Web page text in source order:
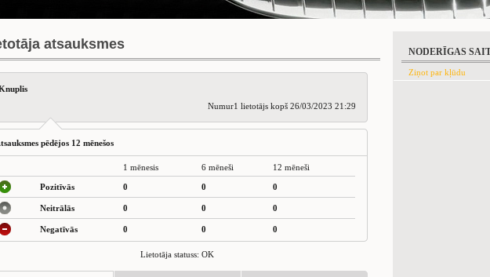
atsauksmes
Numur1 lietotājs kopš 26/03/2023 21:29
pēdējos 12 mēnešos
1 mēnesis 6 mēneši 12 mēneši
Pozitīvās 0 0 0
Neitrālās 0 0 0
Negatīvās 0 0 0
Lietotāja statuss: OK
NODERĪGAS
Ziņot par kļūdu